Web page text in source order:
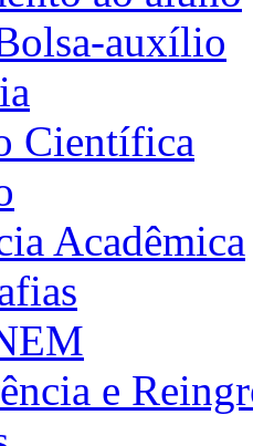
auxílio
Científica
Acadêmica
e